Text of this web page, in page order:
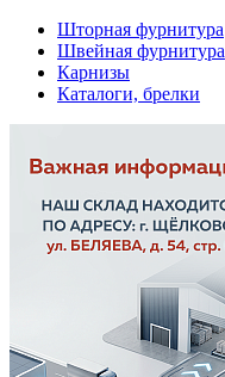
Шторная фурнитура
Швейная фурнитура
Карнизы
Каталоги, брелки